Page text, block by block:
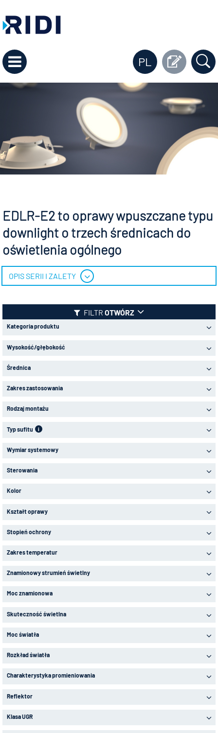
PL
EDLR-E2 to oprawy wpuszczane typu
downlight o trzech średnicach do
oświetlenia ogólnego
OPIS SERII I ZALETY
FILTR OTWÓRZ
Kategoria produktu
Wysokość/głębokość
Średnica
Zakres zastosowania
Rodzaj montażu
Typ sufitu i
Wymiar systemowy
Sterowania
Kolor
Kształt oprawy
Stopień ochrony
Zakres temperatur
Znamionowy strumień świetlny
Moc znamionowa
Skuteczność świetlna
Moc światła
Rozkład światła
Charakterystyka promieniowania
Reflektor
Klasa UGR